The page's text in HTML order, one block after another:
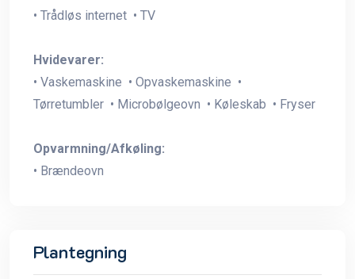
• Trådløs internet • TV
Hvidevarer:
• Vaskemaskine • Opvaskemaskine •
Tørretumbler • Microbølgeovn • Køleskab • Fryser
Opvarmning/Afkøling:
• Brændeovn
Plantegning